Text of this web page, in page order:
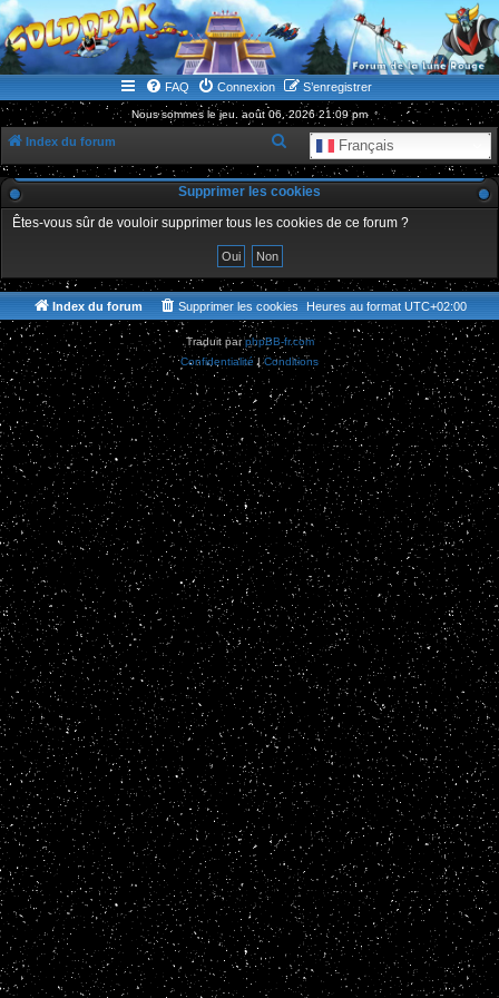
WWW.GOLDORAKGO.COM
le site de la Lune Rouge
FAQ Connexion S’enregistrer
Nous sommes le jeu. août 06, 2026 21:09 pm
Index du forum Français
e
c
h
h
e
r
Supprimer les cookies
Êtes-vous sûr de vouloir supprimer tous les cookies de ce forum ?
Index du forum Heures au format UTC+02:00
Supprimer les cookies
Traduit parphpBB-fr.com
Confidentialité|Conditions